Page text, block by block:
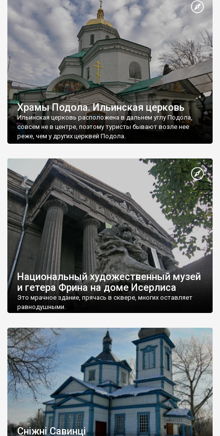
Храмы Подола. Ильинская церковь
Ильинская церковь расположена в дальнем углу Подола,
совсем не в центре, поэтому туристы бывают возле нее
реже, чем у других церквей Подола.
Национальный художественный музей
и гетера Фрина на доме Исерлиса
Это мрачное здание, прячась в сквере, многих оставляет
равнодушными.
Сніжні Савинці